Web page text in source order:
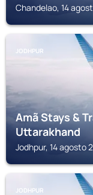
Chandelao, 14
JODHPUR
Amã Stays &
Uttarakhand
Jodhpur, 14 agosto
JODHPUR